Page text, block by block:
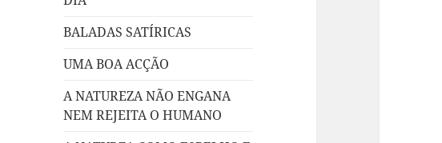
BALADAS SATÍRICAS
UMA BOA ACÇÃO
A NATUREZA NÃO ENGANA
NEM REJEITA O HUMANO